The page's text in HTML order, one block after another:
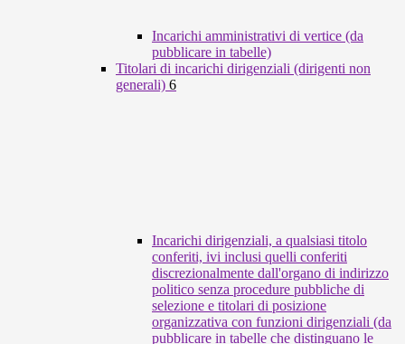
Incarichi amministrativi di vertice (da
pubblicare in tabelle)
Titolari di incarichi dirigenziali (dirigenti non
generali) 6
Incarichi dirigenziali, a qualsiasi titolo
conferiti, ivi inclusi quelli conferiti
discrezionalmente dall'organo di indirizzo
politico senza procedure pubbliche di
selezione e titolari di posizione
organizzativa con funzioni dirigenziali (da
pubblicare in tabelle che distinguano le